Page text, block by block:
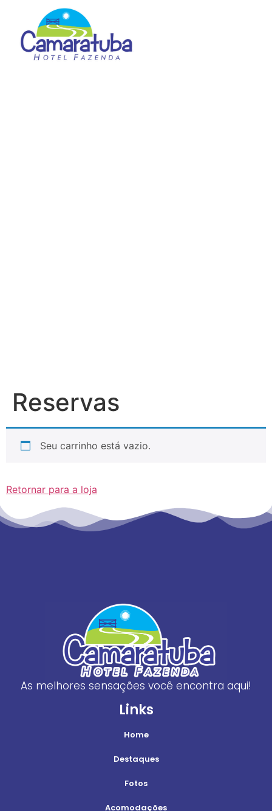
Reservas
Seu carrinho está vazio.
Retornar para a loja
As melhores sensações você encontra aqui!
Links
Home
Destaques
Fotos
Acomodações